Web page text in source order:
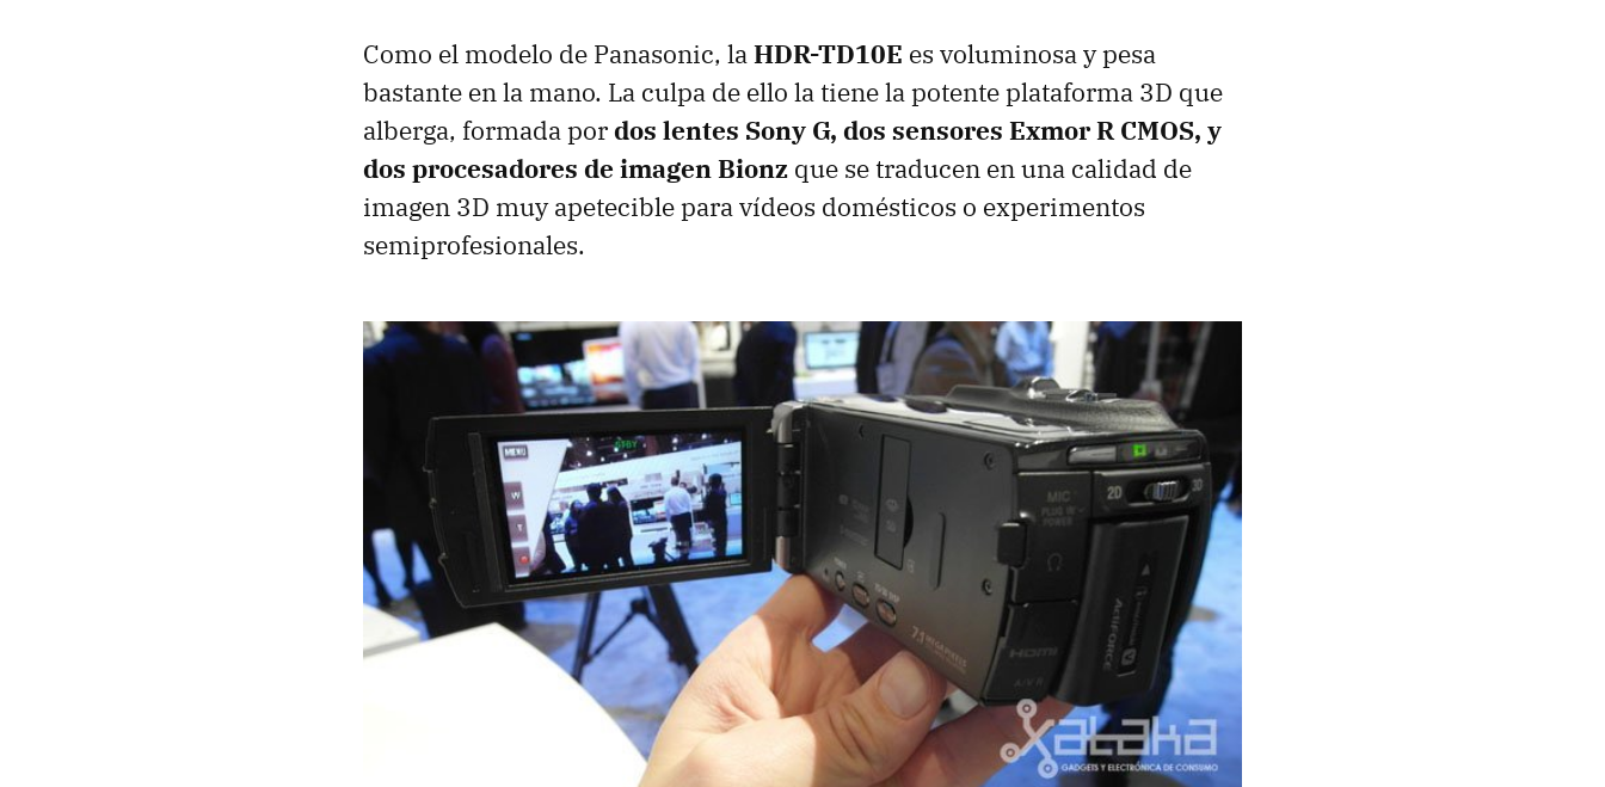
Como el modelo de Panasonic, laHDR-TD10E es voluminosa y pesa
bastante en la mano. La culpa de ello la tiene la potente plataforma 3D que
alberga, formada pordos lentes Sony G, dos sensores Exmor RCMOS, y
dos procesadores de imagen Bionz que se traducen en una calidad de
imagen 3D muy apetecible para vídeos domésticos o experimentos
semiprofesionales.